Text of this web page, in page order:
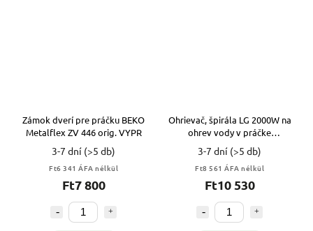
Zámok dverí pre práčku BEKO
Metalflex ZV 446 orig. VYPR
3-7 dní (>5 db)
Ft6 341 ÁFA nélkül
Ft7 800
Ohrievač, špirála LG 2000W na
ohrev vody v práčke
AEG33121503 k1 VYPR
3-7 dní (>5 db)
Ft8 561 ÁFA nélkül
Ft10 530